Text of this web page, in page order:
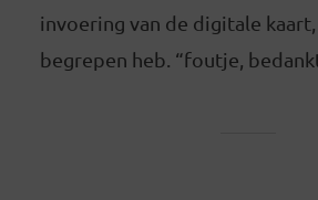
invoering van de digitale kaart,
begrepen heb. “foutje,